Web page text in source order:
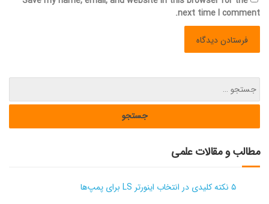
next time I comment.
مطالب و مقالات علمی
۵ نکته کلیدی در انتخاب اینورتر LS برای پمپ‌ها